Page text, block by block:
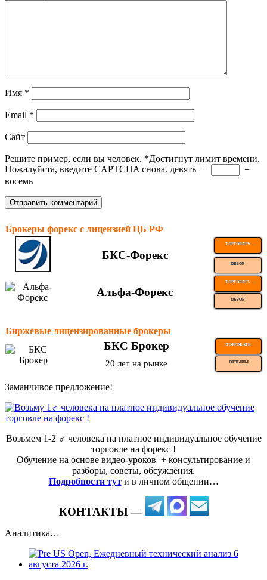
Имя *
Email *
Сайт
Решите пример, если вы человек. *Достигнут лимит времени.
Пожалуйста, введите CAPTCHA снова. девять −
=
восемь
Брокеры форекс с лицензией ЦБ РФ
БКС-Форекс
ТОРГОВАТЬ
ОБЗОР
Альфа-Форекс
ТОРГОВАТЬ
ОБЗОР
Биржевые лицензированные брокеры
БКС Брокер ТОРГОВАТЬ
20 лет на рынке ОТЗЫВЫ
Заманчивое предложение!
Возьмем 1-2 ‍♂️ человека на платное индивидуальное обучение
торговле на форекс !
Обучение на основе видео-уроков ️ + консультирование и
разборы, советы, обсуждения.
Подробности тут и в личном общении…
КОНТАКТЫ —
Аналитика…